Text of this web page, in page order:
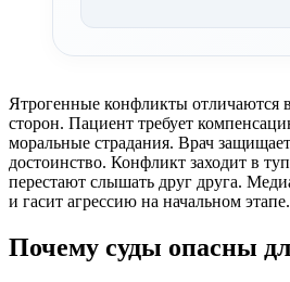
Ятрогенные конфликты отличаются
сторон. Пациент требует
моральные страдания. Врач
достоинство. Конфликт заходит в
перестают слышать друг друга.
и гасит агрессию на начальном этапе.
Почему суды опасны